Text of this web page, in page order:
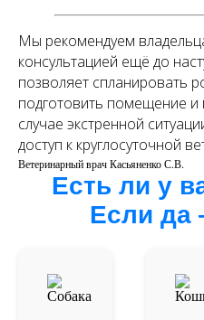
Мы рекомендуем
консультацией ещё до
позволяет спланировать
подготовить помещение
случае экстренной
доступ к круглосуточной
Ветеринарный врач Касьяненко С.В.
Есть ли у
Если да